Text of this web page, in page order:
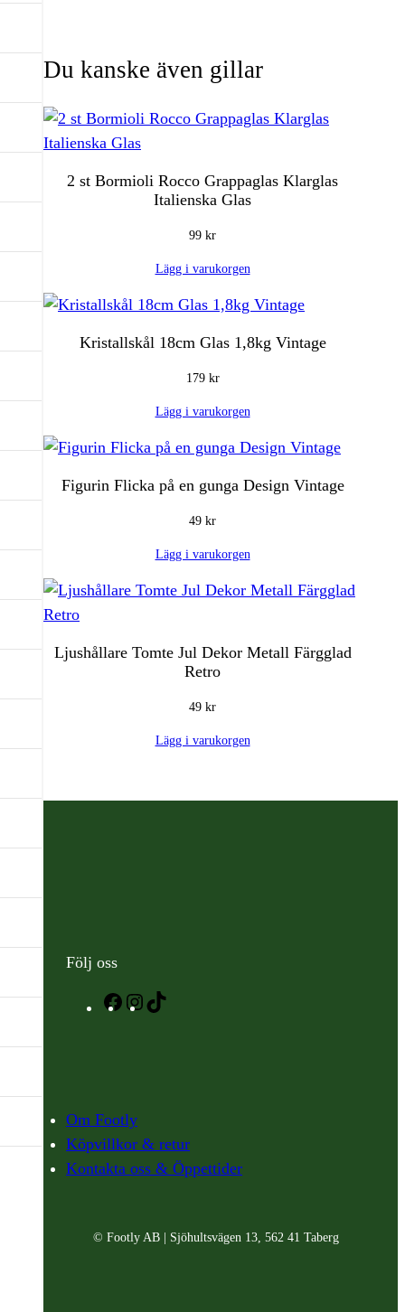
Du kanske även gillar
2 st Bormioli Rocco Grappaglas Klarglas
Italienska Glas
99 kr
Lägg i varukorgen
Kristallskål 18cm Glas 1,8kg Vintage
179 kr
Lägg i varukorgen
Figurin Flicka på en gunga Design Vintage
49 kr
Lägg i varukorgen
Ljushållare Tomte Jul Dekor Metall Färgglad
Retro
49 kr
Lägg i varukorgen
Följ oss
Facebook
Instagram
Om Footly
Köpvillkor & retur
Kontakta oss & Öppettider
© Footly AB | Sjöhultsvägen 13, 562 41 Taberg